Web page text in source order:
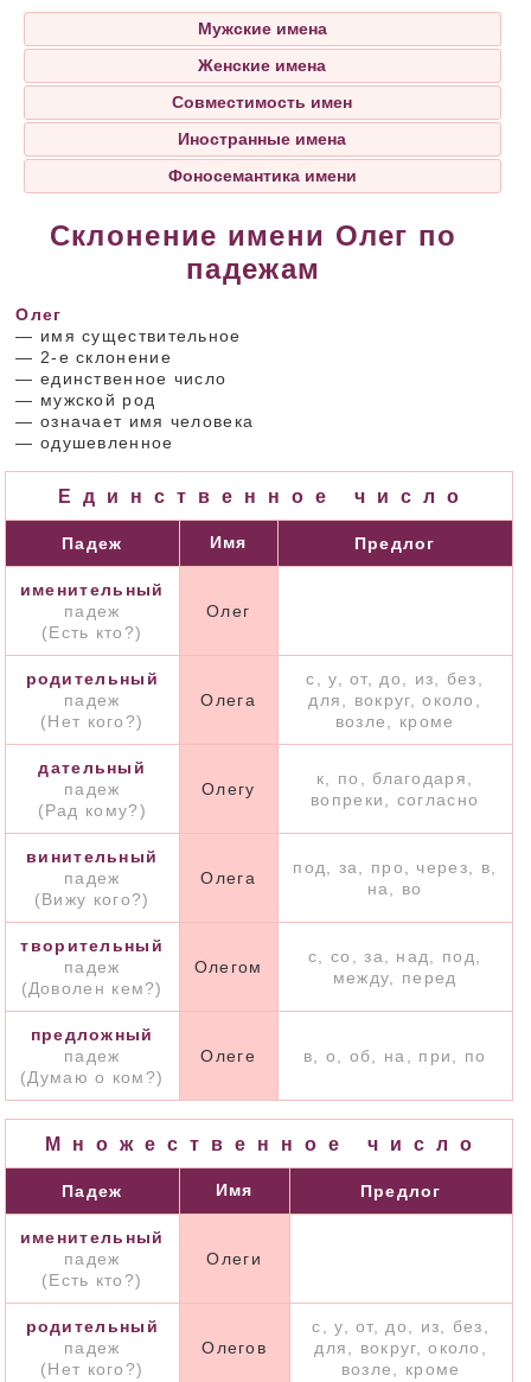
Мужские имена
Женские имена
Совместимость имен
Иностранные имена
Фоносемантика имени
Склонение имени Олег по
падежам
Олег
— имя существительное
— 2-е склонение
— единственное число
— мужской род
— означает имя человека
— одушевленное
Единственное число
Падеж Имя Предлог
именительный
падеж
(Есть кто?)
Олег
родительный
падеж
(Нет кого?)
Олега
с, у, от, до, из, без,
для, вокруг, около,
возле, кроме
дательный
падеж
(Рад кому?)
Олегу
к, по, благодаря,
вопреки, согласно
винительный
падеж
(Вижу кого?)
Олега
под, за, про, через, в,
на, во
творительный
падеж
(Доволен кем?)
Олегом
с, со, за, над, под,
между, перед
предложный
падеж
(Думаю о ком?)
Олеге в, о, об, на, при, по
Множественное число
Падеж Имя Предлог
именительный
падеж
(Есть кто?)
Олеги
родительный
падеж
(Нет кого?)
Олегов
с, у, от, до, из, без,
для, вокруг, около,
возле, кроме